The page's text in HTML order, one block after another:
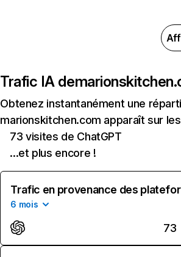
Trafic IA de
Obtenez instantanément une
marionskitchen.com apparaît sur
73 visites de ChatGPT
...et plus encore !
Trafic en provenance des
6 mois
73